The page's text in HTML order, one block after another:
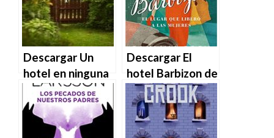
MOBI
MOBI
Descargar Un
hotel en ninguna
parte de Mónica
Gutiérrez en
EPUB | PDF |
Descargar El
hotel Barbizon de
Paulina Bren en
EPUB | PDF |
MOBI